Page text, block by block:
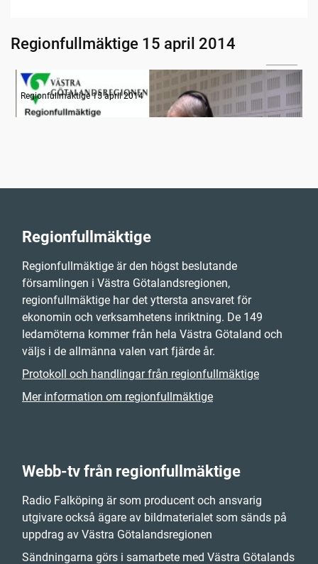
Regionfullmäktige 15 april 2014
Radion informerar
Regionfullmäktige 15 april 2014
Regionfullmäktige
Regionfullmäktige är den högst beslutande
församlingen i Västra Götalandsregionen,
regionfullmäktige har det yttersta ansvaret för
ekonomin och verksamhetens inriktning. De 149
ledamöterna kommer från hela Västra Götaland och
väljs i de allmänna valen vart fjärde år.
Protokoll och handlingar från regionfullmäktige
Mer information om regionfullmäktige
Webb-tv från regionfullmäktige
Radio Falköping är som producent och ansvarig
utgivare också ägare av bildmaterialet som sänds på
uppdrag av Västra Götalandsregionen
Sändningarna görs i samarbete med Västra Götalands